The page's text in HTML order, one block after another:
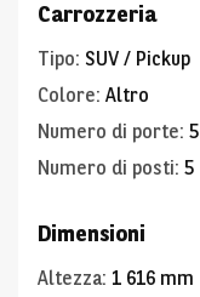
Carrozzeria
Tipo: SUV / Pickup
Colore: Altro
Numero di porte: 5
Numero di posti: 5
Dimensioni
Altezza: 1 616 mm